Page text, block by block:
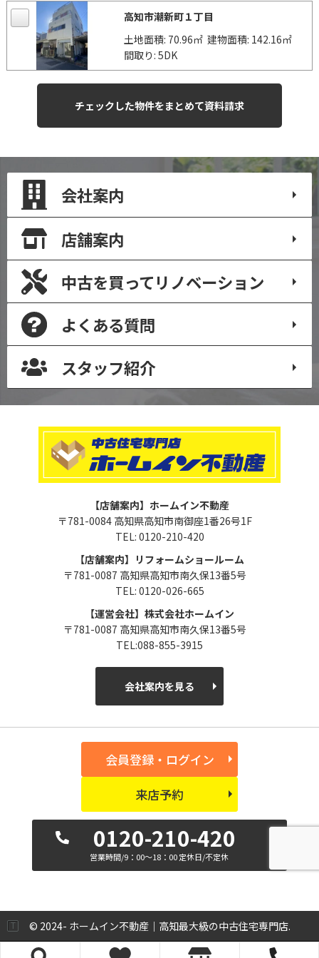
高知市潮新町１丁目
土地面積: 70.96㎡建物面積: 142.16㎡
間取り: 5DK
会社案内
店舗案内
中古を買ってリノベーション
よくある質問
スタッフ紹介
【店舗案内】ホームイン不動産
〒781-0084 高知県高知市南御座1番26号1F
TEL: 0120-210-420
【店舗案内】リフォームショールーム
〒781-0087 高知県高知市南久保13番5号
TEL: 0120-026-665
【運営会社】株式会社ホームイン
〒781-0087 高知県高知市南久保13番5号
TEL:088-855-3915
会社案内を見る
会員登録・ログイン
来店予約
0120-210-420
営業時間/9：00～18：00 定休日/不定休
© 2024- ホームイン不動産｜高知最大級の中古住宅専門店.